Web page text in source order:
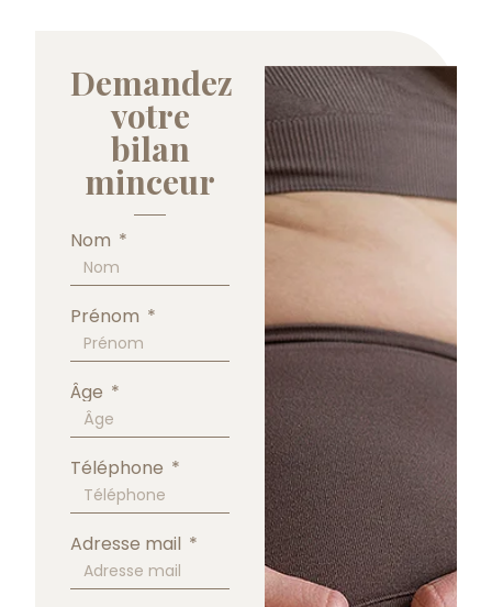
Demandez
votre
bilan
minceur
Nom
Prénom
Âge
Téléphone
Adresse mail